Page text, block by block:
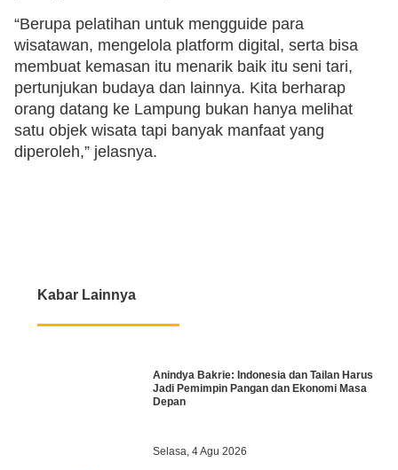
“Berupa pelatihan untuk mengguide para
wisatawan, mengelola platform digital, serta bisa
membuat kemasan itu menarik baik itu seni tari,
pertunjukan budaya dan lainnya. Kita berharap
orang datang ke Lampung bukan hanya melihat
satu objek wisata tapi banyak manfaat yang
diperoleh,” jelasnya.
Kabar Lainnya
Anindya Bakrie: Indonesia dan Tailan Harus
Jadi Pemimpin Pangan dan Ekonomi Masa
Depan
Selasa, 4 Agu 2026